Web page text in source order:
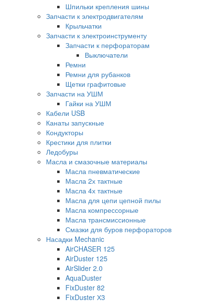
Шпильки крепления шины
Запчасти к электродвигателям
Крыльчатки
Запчасти к электроинструменту
Запчасти к перфораторам
Выключатели
Ремни
Ремни для рубанков
Щетки графитовые
Запчасти на УШМ
Гайки на УШМ
Кабели USB
Канаты запускные
Кондукторы
Крестики для плитки
Ледобуры
Масла и смазочные материалы
Масла пневматические
Масла 2х тактные
Масла 4х тактные
Масла для цепи цепной пилы
Масла компрессорные
Масла трансмиссионные
Смазки для буров перфораторов
Насадки Mechanic
AirCHASER 125
AirDuster 125
AirSlider 2.0
AquaDuster
FixDuster 82
FixDuster Х3